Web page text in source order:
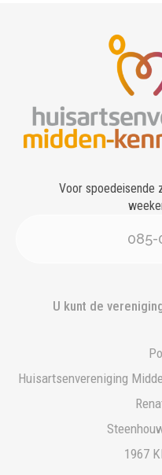
Voor spoedeisende
085-
U kunt de
Huisartsenvereniging
1967